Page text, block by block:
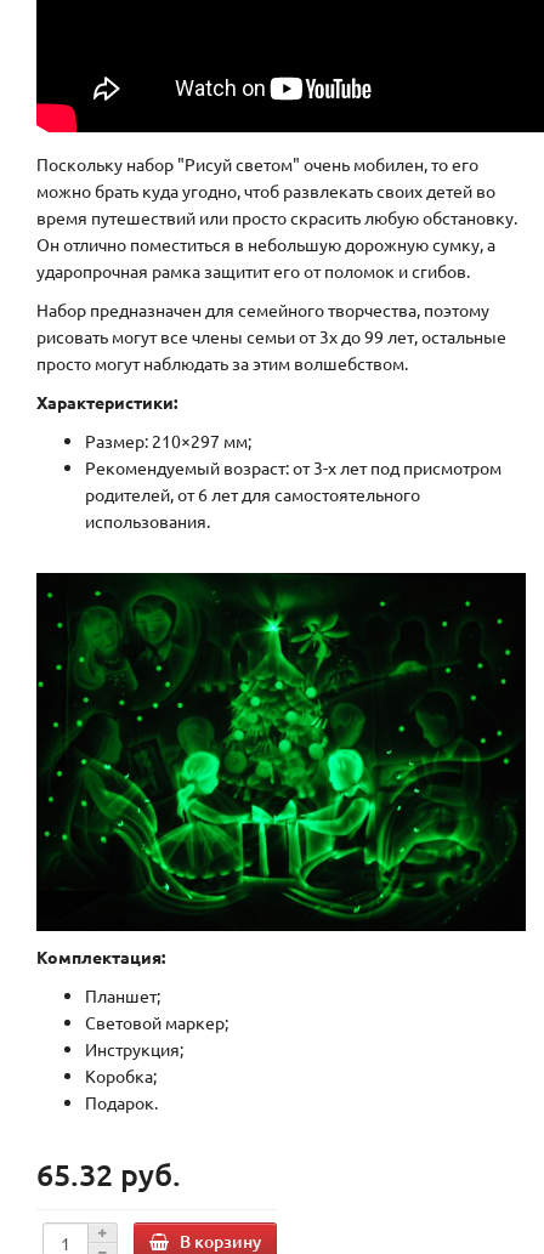
Поскольку набор "Рисуй светом" очень мобилен, то его
можно брать куда угодно, чтоб развлекать своих детей во
время путешествий или просто скрасить любую обстановку.
Он отлично поместиться в небольшую дорожную сумку, а
ударопрочная рамка защитит его от поломок и сгибов.
Набор предназначен для семейного творчества, поэтому
рисовать могут все члены семьи от 3х до 99 лет, остальные
просто могут наблюдать за этим волшебством.
Характеристики:
Размер: 210×297 мм;
Рекомендуемый возраст: от 3-х лет под присмотром
родителей, от 6 лет для самостоятельного
использования.
Комплектация:
Планшет;
Световой маркер;
Инструкция;
Коробка;
Подарок.
65.32 руб.
В корзину